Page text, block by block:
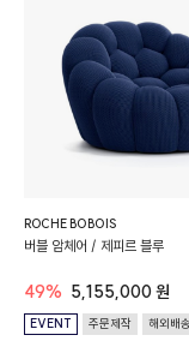
ROCHE BOBOIS
버블 암체어 / 제피르 블루
49% 5,155,000 원
EVENT 주문제작 해외배송